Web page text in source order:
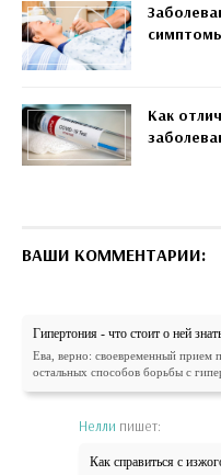
Как
ВАШИ КОММЕНТАРИИ:
Гипертония - что стоит о ней
Ева, верно: своевременный прием
остальных способов борьбы с
Нелли пишет:
Как справиться с